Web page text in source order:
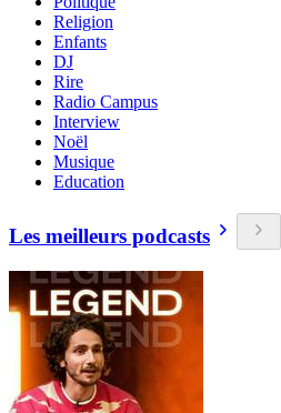
Religion
Enfants
DJ
Rire
Radio Campus
Interview
Noël
Musique
Education
Les meilleurs podcasts